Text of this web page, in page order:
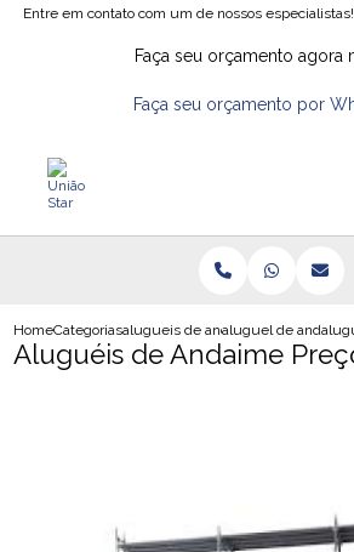
Entre em contato com um de nossos especialistas!
Faça seu orçamento agora
Faça seu orçamento por
HomeCategoriasalugueis de andaimes
aluguel de
Aluguéis de Andaime